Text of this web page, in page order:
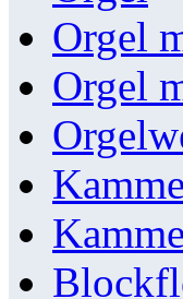
Orgel
Orgel